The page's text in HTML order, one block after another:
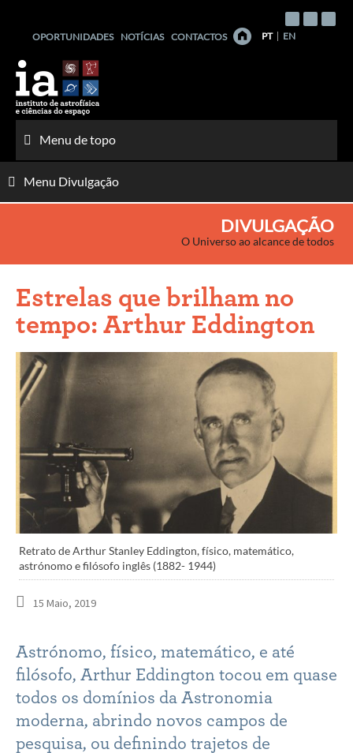
conteúdo
OPORTUNIDADES NOTÍCIAS CONTACTOS PT EN
Menu de topo
Menu Divulgação
DIVULGAÇÃO
O Universo ao alcance de todos
Estrelas que brilham no
tempo: Arthur Eddington
Retrato de Arthur Stanley Eddington, físico, matemático,
astrónomo e filósofo inglês (1882- 1944)
15 Maio, 2019
Astrónomo, físico, matemático, e até
filósofo, Arthur Eddington tocou em quase
todos os domínios da Astronomia
moderna, abrindo novos campos de
pesquisa, ou definindo trajetos de